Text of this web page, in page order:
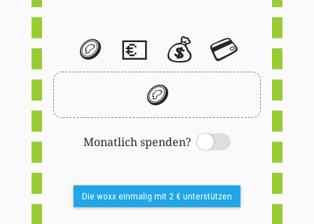
🪙 💶 💰 💳
🪙
Monatlich spenden?
Switch
Die woxx einmalig mit 2 € unterstützen